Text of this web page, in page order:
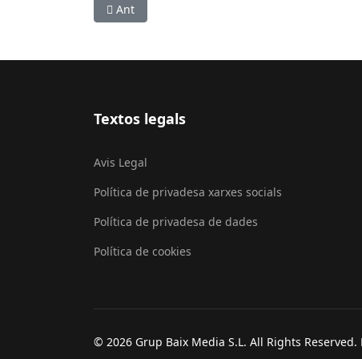
Article anterior: Entitats socials i ecologistes
Ant
Textos legals
Avis Legal
Política de privadesa xarxes socials
Política de privadesa de dades
Política de cookies
© 2026 Grup Baix Media S.L. All Rights